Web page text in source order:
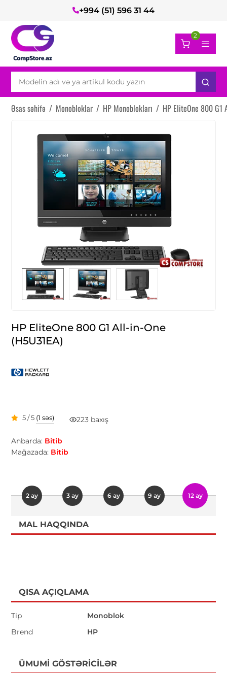
+994 (51) 596 31 44
2
Əsas səhifə / Monobloklar / HP Monoblokları / HP EliteOne 800 G1
HP EliteOne 800 G1 All-in-One
(H5U31EA)
5 / 5 (1 səs) 223 baxış
Anbarda: Bitib
Mağazada: Bitib
2 ay 3 ay 6 ay 9 ay 12 ay
MAL HAQQINDA
QISA AÇIQLAMA
Tip
Monoblok
Brend
HP
ÜMUMI GÖSTƏRICILƏR